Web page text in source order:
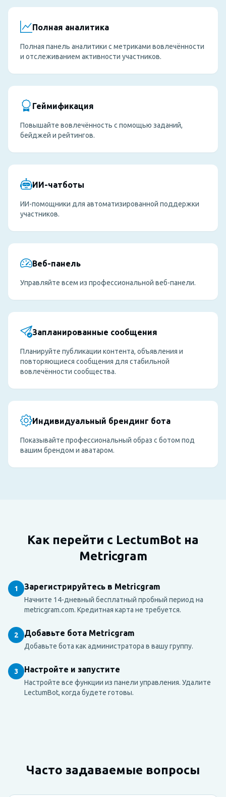
Полная аналитика
Полная панель аналитики с метриками вовлечённости
и отслеживанием активности участников.
Геймификация
Повышайте вовлечённость с помощью заданий,
бейджей и рейтингов.
ИИ-чатботы
ИИ-помощники для автоматизированной поддержки
участников.
Веб-панель
Управляйте всем из профессиональной веб-панели.
Запланированные сообщения
Планируйте публикации контента, объявления и
повторяющиеся сообщения для стабильной
вовлечённости сообщества.
Индивидуальный брендинг бота
Показывайте профессиональный образ с ботом под
вашим брендом и аватаром.
Как перейти с LectumBot на
Metricgram
1 Зарегистрируйтесь в Metricgram
Начните 14-дневный бесплатный пробный период на
metricgram.com. Кредитная карта не требуется.
2 Добавьте бота Metricgram
Добавьте бота как администратора в вашу группу.
3 Настройте и запустите
Настройте все функции из панели управления. Удалите
LectumBot, когда будете готовы.
Часто задаваемые вопросы